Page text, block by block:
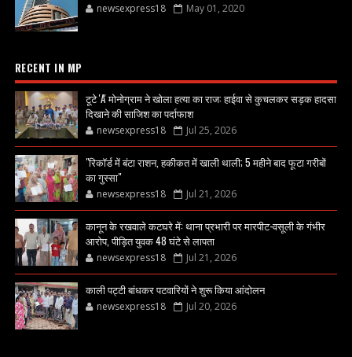
newsexpress18 May 01, 2020
RECENT IN MP
टूटे 'A' मोनोग्राम ने खोला हत्या का राज: हाईवा से कुचलकर सड़क हादसा
दिखाने की साजिश का पर्दाफाश
newsexpress18 Jul 25, 2026
"रिकॉर्ड में बंटा राशन, हकीकत में खाली थाली; 5 महीने बाद फूटा गरीबों
का गुस्सा"
newsexpress18 Jul 21, 2026
कानून के रखवाले कटघरे में: थाना प्रभारी पर मारपीट-वसूली के गंभीर
आरोप, पीड़ित युवक 48 घंटे से लापता
newsexpress18 Jul 21, 2026
काली पट्टी बांधकर पटवारियों ने शुरू किया आंदोलन
newsexpress18 Jul 20, 2026